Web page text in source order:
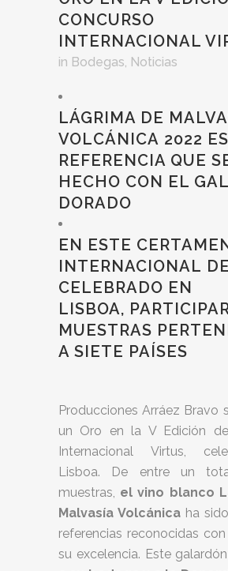
CONCURSO
INTERNACIONAL
in Bodegas, Noticias
LÁGRIMA DE
VOLCÁNICA 2022
REFERENCIA QUE
HECHO CON EL
DORADO
EN ESTE
INTERNACIONAL
CELEBRADO EN
LISBOA,
MUESTRAS
A SIETE PAÍSES
Producciones Arráez Bravo
un Oro en la V Edición
Internacional Virtus,
Lisboa. De entre un
muestras, el vino blanco
Malvasía Volcánicaha
referencias reconocidas
su excelencia. Este galardón